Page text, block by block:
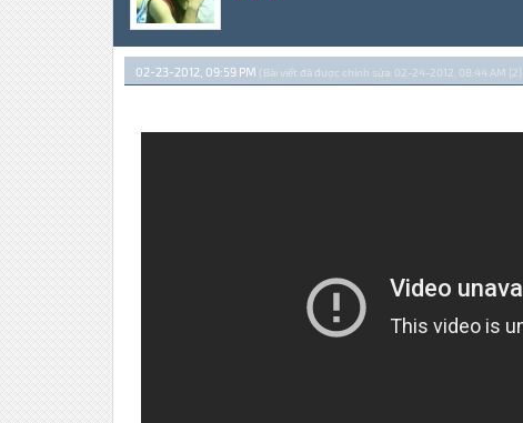
02-23-2012, 09:59 PM (Bài viết đã được chỉnh sửa: 02-24-2012, 08:44 AM